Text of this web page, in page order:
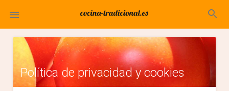
 search
Política de privacidad y cookies